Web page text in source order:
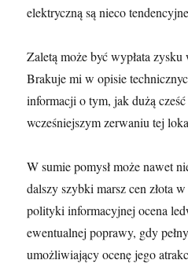
elektryczną są nieco
Zaletą może być wypłata
Brakuje mi w opisie
informacji o tym, jak dużą
wcześniejszym zerwaniu tej
W sumie pomysł może nawet
dalszy szybki marsz cen złota
polityki informacyjnej ocena
ewentualnej poprawy, gdy
umożliwiający ocenę jego